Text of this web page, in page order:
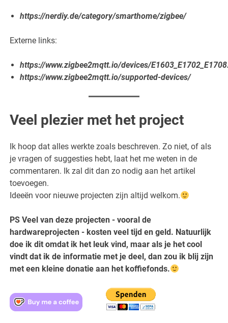
https://nerdiy.de/category/smarthome/zigbee/
Externe links:
https://www.zigbee2mqtt.io/devices/
https://www.zigbee2mqtt.io/supported-devices/
Veel plezier met het project
Ik hoop dat alles werkte zoals beschreven. Zo niet, of als
je vragen of suggesties hebt, laat het me weten in de
commentaren. Ik zal dit dan zo nodig aan het artikel
toevoegen.
Ideeën voor nieuwe projecten zijn altijd welkom.
PS Veel van deze projecten - vooral de
hardwareprojecten - kosten veel tijd en geld. Natuurlijk
doe ik dit omdat ik het leuk vind, maar als je het cool
vindt dat ik de informatie met je deel, dan zou ik blij zijn
met een kleine donatie aan het koffiefonds.